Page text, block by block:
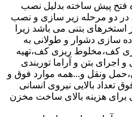
فتح پیش ساخته بدلیل نصب
در دو مرحله زیر سازی و نصب
استخرهای بتنی می باشد زیرا
سازی دشوار و طولانی به
کف،مخلوط ریزی کف،تهیه
و اجرای بتن و آراما توربندی
ونقل و...همه موارد فوق و
تعداد بالایی نیروی انسانی
برای هزینه بالای ساخت مخزن